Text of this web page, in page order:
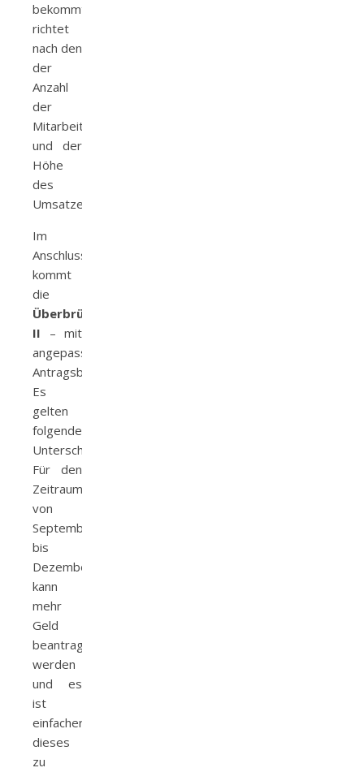
bekommt,
richtet
nach den
der
Anzahl
der
Mitarbeitenden
und der
Höhe
des
Umsatzeinbruchs.
Im
Anschluss
kommt
die
Überbrückungshilfe
II – mit
angepassten
Antragsbedingungen.
Es
gelten
folgende
Unterschiede:
Für den
Zeitraum
von
September
bis
Dezember
kann
mehr
Geld
beantragt
werden
und es
ist
einfacher
dieses
zu